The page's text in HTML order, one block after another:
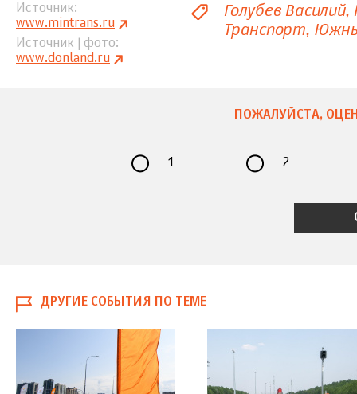
Источник
www.mintrans.ru
Источник | фото
www.donland.ru
Голубев Василий
Транспорт
ПОЖАЛУЙСТА,
1 2
ДРУГИЕ СОБЫТИЯ ПО ТЕМЕ